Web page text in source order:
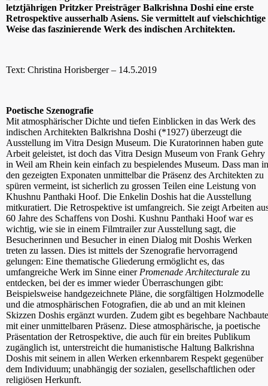
letztjährigen Pritzker Preisträger Balkrishna Doshi eine erste
Retrospektive ausserhalb Asiens. Sie vermittelt auf vielschichtige
Weise das faszinierende Werk des indischen Architekten.
Text: Christina Horisberger – 14.5.2019
Poetische Szenografie
Mit atmosphärischer Dichte und tiefen Einblicken in das Werk des
indischen Architekten Balkrishna Doshi (*1927) überzeugt die
Ausstellung im Vitra Design Museum. Die Kuratorinnen haben gute
Arbeit geleistet, ist doch das Vitra Design Museum von Frank Gehry
in Weil am Rhein kein einfach zu bespielendes Museum. Dass man in
den gezeigten Exponaten unmittelbar die Präsenz des Architekten zu
spüren vermeint, ist sicherlich zu grossen Teilen eine Leistung von
Khushnu Panthaki Hoof. Die Enkelin Doshis hat die Ausstellung
mitkuratiert. Die Retrospektive ist umfangreich. Sie zeigt Arbeiten
60 Jahre des Schaffens von Doshi. Kushnu Panthaki Hoof war es
wichtig, wie sie in einem Filmtrailer zur Ausstellung sagt, die
Besucherinnen und Besucher in einen Dialog mit Doshis Werken
treten zu lassen. Dies ist mittels der Szenografie hervorragend
gelungen: Eine thematische Gliederung ermöglicht es, das
umfangreiche Werk im Sinne einer Promenade Architecturale zu
entdecken, bei der es immer wieder Überraschungen gibt:
Beispielsweise handgezeichnete Pläne, die sorgfältigen Holzmodelle
und die atmosphärischen Fotografien, die ab und an mit kleinen
Skizzen Doshis ergänzt wurden. Zudem gibt es begehbare
mit einer unmittelbaren Präsenz. Diese atmosphärische, ja poetische
Präsentation der Retrospektive, die auch für ein breites Publikum
zugänglich ist, unterstreicht die humanistische Haltung Balkrishna
Doshis mit seinem in allen Werken erkennbarem Respekt gegenüber
dem Individuum; unabhängig der sozialen, gesellschaftlichen oder
religiösen Herkunft.